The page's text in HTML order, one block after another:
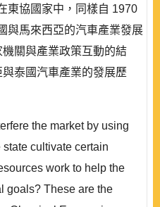
東協國家中，同樣自 1970
與馬來西亞的汽車產業發展
關與產業政策互動的結
泰國汽車產業的發展歷
the market by using
cultivate certain
work to help the
goals? These are the